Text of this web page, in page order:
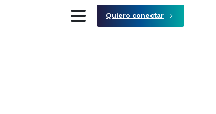
Quiero conectar